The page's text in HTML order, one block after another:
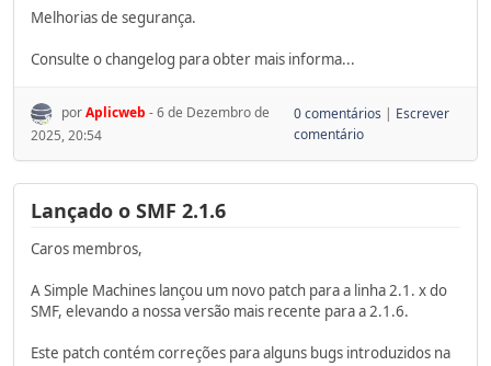
Melhorias de segurança.
Consulte o changelog para obter mais informa...
porAplicweb - 6 de Dezembro de
2025, 20:54
0 comentários | Escrever
comentário
Lançado o SMF 2.1.6
Caros membros,
A Simple Machines lançou um novo patch para a linha 2.1. x do
SMF, elevando a nossa versão mais recente para a 2.1.6.
Este patch contém correções para alguns bugs introduzidos na